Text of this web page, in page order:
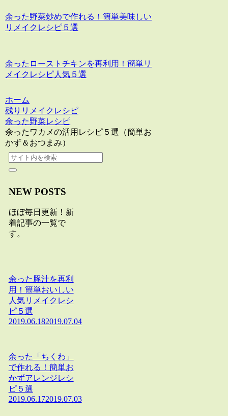
余った野菜炒めで作れる！簡単美味しい
リメイクレシピ５選
余ったローストチキンを再利用！簡単リ
メイクレシピ人気５選
ホーム
残りリメイクレシピ
余った野菜レシピ
余ったワカメの活用レシピ５選（簡単お
かず＆おつまみ）
NEW POSTS
ほぼ毎日更新！新
着記事の一覧で
す。
余った豚汁を再利
用！簡単おいしい
人気リメイクレシ
ピ５選
2019.06.182019.07.04
余った「ちくわ」
で作れる！簡単お
かずアレンジレシ
ピ５選
2019.06.172019.07.03